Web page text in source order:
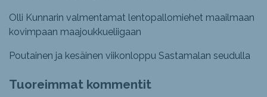
Olli Kunnarin valmentamat lentopallomiehet maailmaan
kovimpaan maajoukkueliigaan
Poutainen ja kesäinen viikonloppu Sastamalan seudulla
Tuoreimmat kommentit